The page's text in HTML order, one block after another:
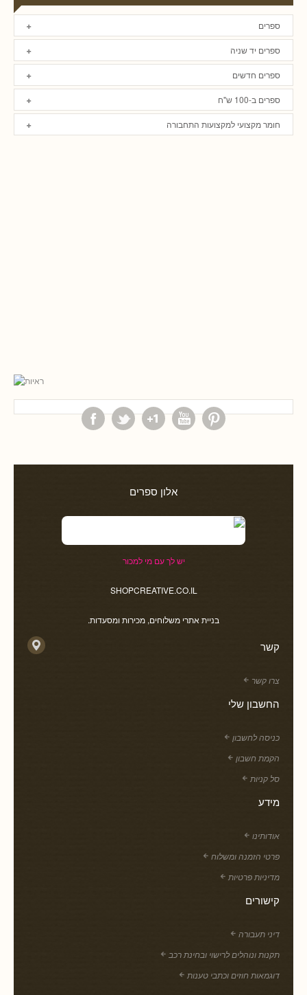
ספרים
ספרים יד שניה
ספרים חדשים
ספרים ב-100 ש"ח
חומר מקצועי למקצועות התחבורה
אלון ספרים
יש לך עם מי למכור
SHOPCREATIVE.CO.IL
בניית אתרי משלוחים, מכירות ומסעדות.
קשר
צרו קשר
החשבון שלי
כניסה לחשבון
הקמת חשבון
סל קניות
מידע
אודותינו
פרטי הזמנה ומשלוח
מדיניות פרטיות
קישורים
דיני תעבורה
תקנות ונוהלים לרישוי ובחינת רכב
דוגמאות חוזים וכתבי טענות